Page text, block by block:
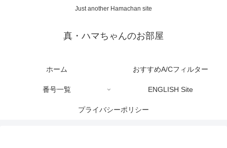
Just another Hamachan site
真・ハマちゃんのお部屋
ホーム おすすめA/Cフィルター
番号一覧 ENGLISH Site
プライバシーポリシー